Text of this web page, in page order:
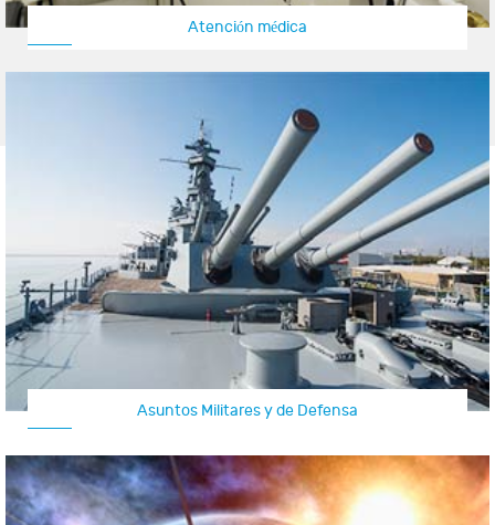
Atención médica
Asuntos Militares y de Defensa